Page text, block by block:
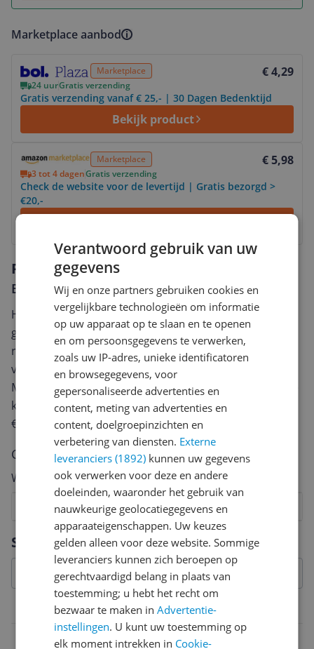
Marketplace aanbod
Marketplace € 4,29
24 uurGratis verzending
Gratis verzending vanaf € 25,- | 30 Dagen Bedenktijd
Bekijk product
Marketplace € 5,98
3 tot 4 dagenGratis verzending
Check de website voor de levertijd | Gratis bezorgd >
€20,-
Specificaties
Belangrijkste kenmerken
Reviews
Er zijn nog geen reviews geschreven
Heb jij dit product in bezit en wil je graag je mening
geven? Start dan hieronder met het schrijven van je
review. Afhankelijk van de details duurt het schrijven
van een review gemiddeld tussen de 3 en 10 minuten.
Met jouw mening help je andere bezoekers een betere
keuze te maken én maak je iedere maand kans op
€250,-!
Klik hier voor de actievoorwaarden.
Cijfer
Welk cijfer geef jij dit product?
8
7
6
5
4
3
2
Vraag 1 van 4
Verantwoord gebruik van uw
gegevens
Wij en onze partners gebruiken cookies en
vergelijkbare technologieën om informatie
op uw apparaat op te slaan en te openen
en om persoonsgegevens te verwerken,
zoals uw IP-adres, unieke identificatoren
en browsegegevens, voor
gepersonaliseerde advertenties en
content, meting van advertenties en
content, doelgroepinzichten en
verbetering van diensten. Externe
leveranciers (1892) kunnen uw gegevens
ook verwerken voor deze en andere
doeleinden, waaronder het gebruik van
nauwkeurige geolocatiegegevens en
apparaateigenschappen. Uw keuzes
gelden alleen voor deze website. Sommige
leveranciers kunnen zich beroepen op
gerechtvaardigd belang in plaats van
toestemming; u hebt het recht om
bezwaar te maken inAdvertentie-
instellingen. U kunt uw toestemming op
elk moment intrekken in Cookie-